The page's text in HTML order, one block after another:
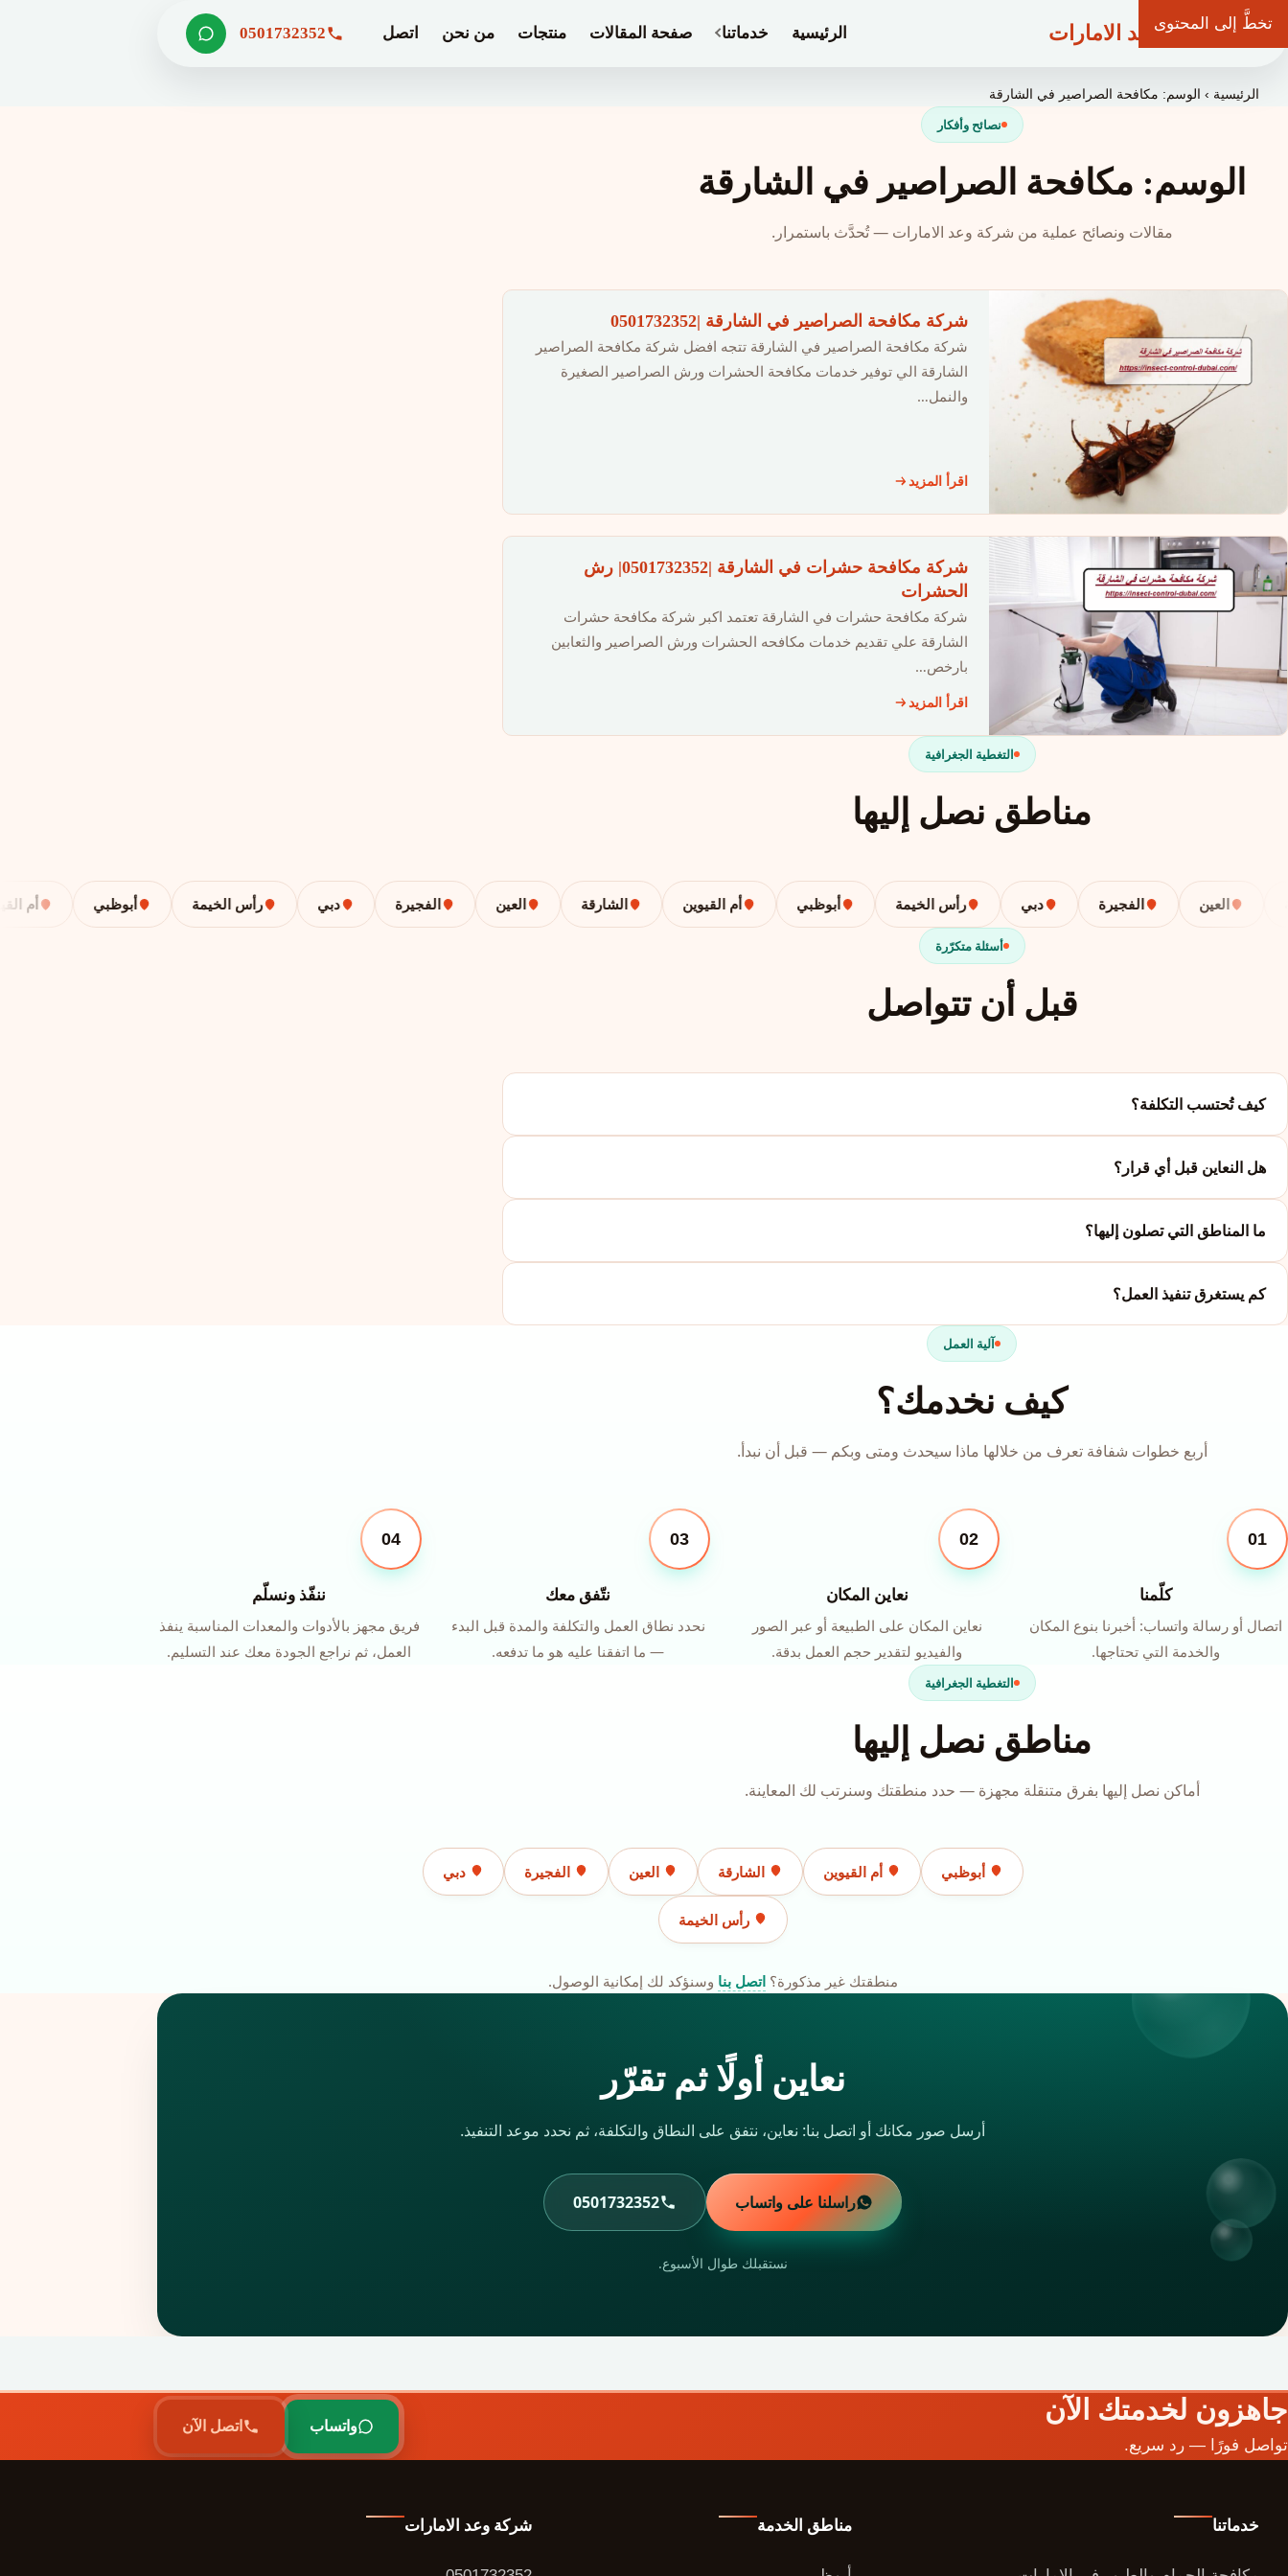
تخطَّ إلى المحتوى
شركة وعد الامارات الرئيسية خدماتنا صفحة المقالات منتجات من نحن اتصل 0501732352
الرئيسية › الوسم: مكافحة الصراصير في الشارقة
نصائح وأفكار
الوسم: مكافحة الصراصير في الشارقة
مقالات ونصائح عملية من شركة وعد الامارات — تُحدَّث باستمرار.
شركة مكافحة الصراصير في الشارقة |0501732352
شركة مكافحة الصراصير في الشارقة تتجه افضل شركة مكافحة الصراصير
الشارقة الي توفير خدمات مكافحة الحشرات ورش الصراصير الصغيرة
والنمل…
اقرأ المزيد
شركة مكافحة حشرات في الشارقة |0501732352| رش
الحشرات
شركة مكافحة حشرات في الشارقة تعتمد اكبر شركة مكافحة حشرات
الشارقة علي تقديم خدمات مكافحه الحشرات ورش الصراصير والثعابين
بارخص…
اقرأ المزيد
التغطية الجغرافية
مناطق نصل إليها
العين الفجيرة دبي رأس الخيمة أبوظبي أم القيوين الشارقة العين الفجيرة دبي رأس الخيمة أبوظبي أم القيوين
أسئلة متكرّرة
قبل أن تتواصل
كيف تُحتسب التكلفة؟
هل النعاين قبل أي قرار؟
ما المناطق التي تصلون إليها؟
كم يستغرق تنفيذ العمل؟
آلية العمل
كيف نخدمك؟
أربع خطوات شفافة تعرف من خلالها ماذا سيحدث ومتى وبكم — قبل أن نبدأ.
01
كلّمنا
اتصال أو رسالة واتساب: أخبرنا بنوع المكان
والخدمة التي تحتاجها.
02
نعاين المكان
نعاين المكان على الطبيعة أو عبر الصور
والفيديو لتقدير حجم العمل بدقة.
03
نتّفق معك
نحدد نطاق العمل والتكلفة والمدة قبل البدء
— ما اتفقنا عليه هو ما تدفعه.
04
ننفّذ ونسلّم
فريق مجهز بالأدوات والمعدات المناسبة ينفذ
العمل، ثم نراجع الجودة معك عند التسليم.
التغطية الجغرافية
مناطق نصل إليها
أماكن نصل إليها بفرق متنقلة مجهزة — حدد منطقتك وسنرتب لك المعاينة.
أبوظبي أم القيوين الشارقة العين الفجيرة دبي
رأس الخيمة
منطقتك غير مذكورة؟اتصل بنا وسنؤكد لك إمكانية الوصول.
نعاين أولًا ثم تقرّر
أرسل صور مكانك أو اتصل بنا: نعاين، نتفق على النطاق والتكلفة، ثم نحدد موعد التنفيذ.
راسلنا على واتساب 0501732352
نستقبلك طوال الأسبوع.
جاهزون لخدمتك الآن
تواصل فورًا — رد سريع.
واتساب اتصل الآن
خدماتنا مناطق الخدمة شركة وعد الامارات